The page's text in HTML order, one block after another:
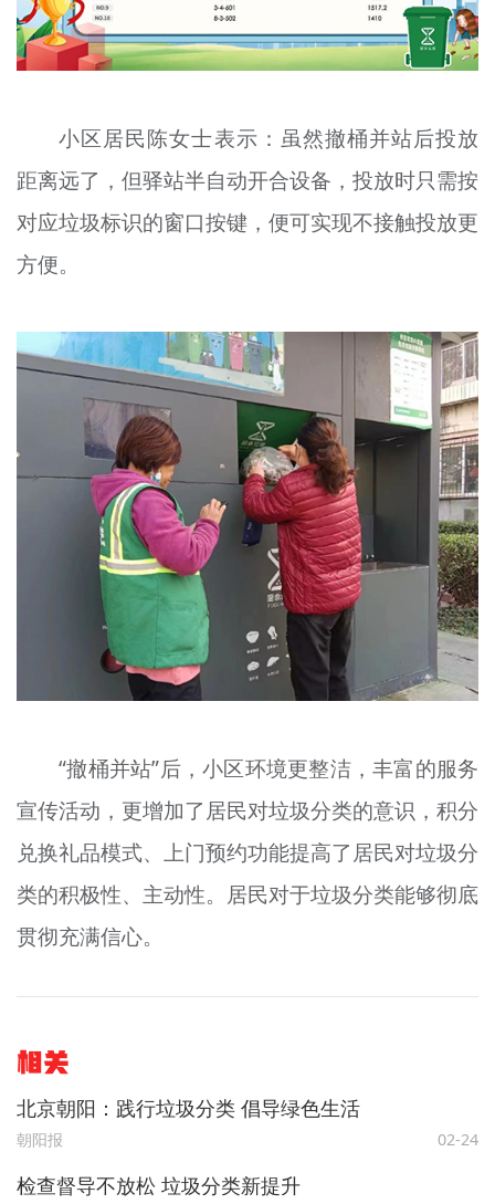
小区居民陈女士表示：虽然撤桶并站后投放
距离远了，但驿站半自动开合设备，投放时只需按
对应垃圾标识的窗口按键，便可实现不接触投放更
方便。
“撤桶并站”后，小区环境更整洁，丰富的服务
宣传活动，更增加了居民对垃圾分类的意识，积分
兑换礼品模式、上门预约功能提高了居民对垃圾分
类的积极性、主动性。居民对于垃圾分类能够彻底
贯彻充满信心。
相关
北京朝阳：践行垃圾分类 倡导绿色生活
朝阳报 02-24
检查督导不放松 垃圾分类新提升